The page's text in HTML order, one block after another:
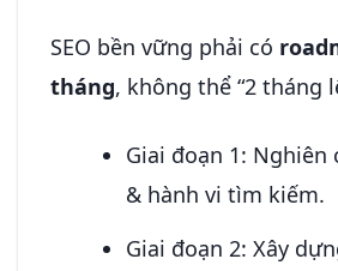
SEO bền vững phải có
tháng, không thể “2 tháng
Giai đoạn 1:
& hành vi tìm kiếm.
Giai đoạn 2: Xây